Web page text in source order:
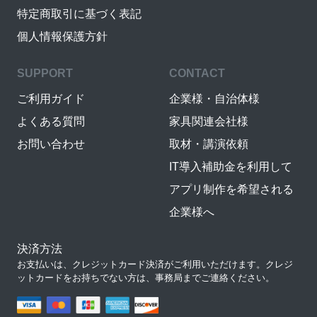
特定商取引に基づく表記
個人情報保護方針
SUPPORT
ご利用ガイド
よくある質問
お問い合わせ
CONTACT
企業様・自治体様
家具関連会社様
取材・講演依頼
IT導入補助金を利用して
アプリ制作を希望される
企業様へ
決済方法
お支払いは、クレジットカード決済がご利用いただけます。クレジ
ットカードをお持ちでない方は、事務局までご連絡ください。